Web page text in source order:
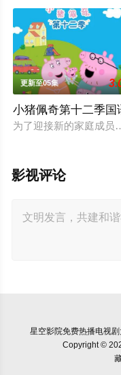
更新至05集
小猪佩奇第十二季国
为了迎接新的家庭成员
影视评论
星空影院免费热播电视
Copyright ©